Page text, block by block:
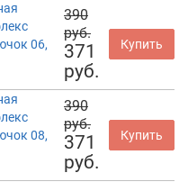
06,
390
руб.
371
руб.
Купить
08,
390
руб.
371
руб.
Купить